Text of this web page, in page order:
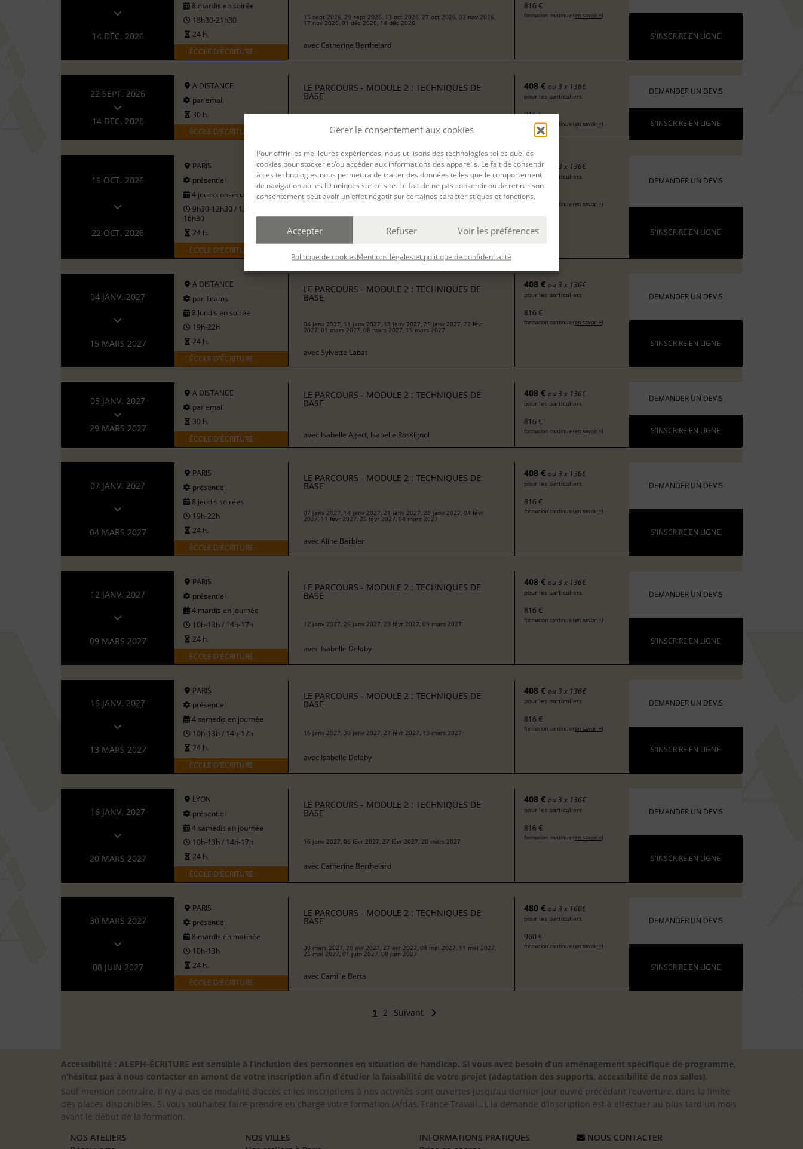
Gérer le consentement aux cookies
Pour offrir les meilleures expériences, nous utilisons des technologies telles que les
cookies pour stocker et/ou accéder aux informations des appareils. Le fait de consentir
à ces technologies nous permettra de traiter des données telles que le comportement
de navigation ou les ID uniques sur ce site. Le fait de ne pas consentir ou de retirer son
consentement peut avoir un effet négatif sur certaines caractéristiques et fonctions.
Accepter Refuser Voir les préférences
Politique de cookiesMentions légales et politique de confidentialité
14 DÉC. 2026
8 mardis en soirée
18h30-21h30
24 h.
ÉCOLE D'ÉCRITURE
15 sept 2026, 29 sept 2026, 13 oct 2026, 27 oct 2026, 03 nov 2026,
17 nov 2026, 01 déc 2026, 14 déc 2026
avec Catherine Berthelard
816 €
formation continue (en savoir +)
S'INSCRIRE EN LIGNE
22 SEPT. 2026
14 DÉC. 2026
A DISTANCE
par email
30 h.
ÉCOLE D'ÉCRITURE
LE PARCOURS - MODULE 2 : TECHNIQUES DE
BASE
Isabelle Agert, Isabelle Rossignol
408 € ou 3 x 136€
pour les particuliers
816 €
formation continue (en savoir +)
DEMANDER UN DEVIS
S'INSCRIRE EN LIGNE
19 OCT. 2026
22 OCT. 2026
PARIS
présentiel
4 jours consécutifs
9h30-12h30 / 13h30-
16h30
24 h.
ÉCOLE D'ÉCRITURE
LE PARCOURS - MODULE 2 : TECHNIQUES DE
BASE
408 € ou 3 x 136€
pour les particuliers
816 €
formation continue (en savoir +)
DEMANDER UN DEVIS
S'INSCRIRE EN LIGNE
04 JANV. 2027
15 MARS 2027
A DISTANCE
par Teams
8 lundis en soirée
19h-22h
24 h.
ÉCOLE D'ÉCRITURE
LE PARCOURS - MODULE 2 : TECHNIQUES DE
BASE
04 janv 2027, 11 janv 2027, 18 janv 2027, 25 janv 2027, 22 févr
2027, 01 mars 2027, 08 mars 2027, 15 mars 2027
avec Sylvette Labat
408 € ou 3 x 136€
pour les particuliers
816 €
formation continue (en savoir +)
DEMANDER UN DEVIS
S'INSCRIRE EN LIGNE
05 JANV. 2027
29 MARS 2027
A DISTANCE
par email
30 h.
ÉCOLE D'ÉCRITURE
LE PARCOURS - MODULE 2 : TECHNIQUES DE
BASE
avec Isabelle Agert, Isabelle Rossignol
408 € ou 3 x 136€
pour les particuliers
816 €
formation continue (en savoir +)
DEMANDER UN DEVIS
S'INSCRIRE EN LIGNE
07 JANV. 2027
04 MARS 2027
PARIS
présentiel
8 jeudis soirées
19h-22h
24 h.
ÉCOLE D'ÉCRITURE
LE PARCOURS - MODULE 2 : TECHNIQUES DE
BASE
07 janv 2027, 14 janv 2027, 21 janv 2027, 28 janv 2027, 04 févr
2027, 11 févr 2027, 25 févr 2027, 04 mars 2027
avec Aline Barbier
408 € ou 3 x 136€
pour les particuliers
816 €
formation continue (en savoir +)
DEMANDER UN DEVIS
S'INSCRIRE EN LIGNE
12 JANV. 2027
09 MARS 2027
PARIS
présentiel
4 mardis en journée
10h-13h / 14h-17h
24 h.
ÉCOLE D'ÉCRITURE
LE PARCOURS - MODULE 2 : TECHNIQUES DE
BASE
12 janv 2027, 26 janv 2027, 23 févr 2027, 09 mars 2027
avec Isabelle Delaby
408 € ou 3 x 136€
pour les particuliers
816 €
formation continue (en savoir +)
DEMANDER UN DEVIS
S'INSCRIRE EN LIGNE
16 JANV. 2027
13 MARS 2027
PARIS
présentiel
4 samedis en journée
10h-13h / 14h-17h
24 h.
ÉCOLE D'ÉCRITURE
LE PARCOURS - MODULE 2 : TECHNIQUES DE
BASE
16 janv 2027, 30 janv 2027, 27 févr 2027, 13 mars 2027
avec Isabelle Delaby
408 € ou 3 x 136€
pour les particuliers
816 €
formation continue (en savoir +)
DEMANDER UN DEVIS
S'INSCRIRE EN LIGNE
16 JANV. 2027
20 MARS 2027
LYON
présentiel
4 samedis en journée
10h-13h / 14h-17h
24 h.
ÉCOLE D'ÉCRITURE
LE PARCOURS - MODULE 2 : TECHNIQUES DE
BASE
16 janv 2027, 06 févr 2027, 27 févr 2027, 20 mars 2027
avec Catherine Berthelard
408 € ou 3 x 136€
pour les particuliers
816 €
formation continue (en savoir +)
DEMANDER UN DEVIS
S'INSCRIRE EN LIGNE
30 MARS 2027
08 JUIN 2027
PARIS
présentiel
8 mardis en matinée
10h-13h
24 h.
ÉCOLE D'ÉCRITURE
LE PARCOURS - MODULE 2 : TECHNIQUES DE
BASE
30 mars 2027, 20 avr 2027, 27 avr 2027, 04 mai 2027, 11 mai 2027,
25 mai 2027, 01 juin 2027, 08 juin 2027
avec Camille Berta
480 € ou 3 x 160€
pour les particuliers
960 €
formation continue (en savoir +)
DEMANDER UN DEVIS
S'INSCRIRE EN LIGNE
1 2 Suivant
Accessibilité : ALEPH-ÉCRITURE est sensible à l’inclusion des personnes en situation de handicap. Si vous avez besoin d’un aménagement spécifique de programme,
n’hésitez pas à nous contacter en amont de votre inscription afin d’étudier la faisabilité de votre projet (adaptation des supports, accessibilité de nos salles).
Sauf mention contraire, il n’y a pas de modalité d’accès et les inscriptions à nos activités sont ouvertes jusqu’au dernier jour ouvré précédant l’ouverture, dans la limite
des places disponibles. Si vous souhaitez faire prendre en charge votre formation (Afdas, France Travail…), la demande d’inscription est à effectuer au plus tard un mois
avant le début de la formation.
NOS ATELIERS
NOS VILLES
INFORMATIONS PRATIQUES
NOUS CONTACTER